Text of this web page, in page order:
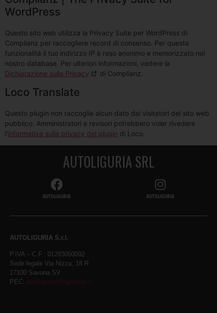
WordPress
Questo sito web utilizza la Privacy Suite per WordPress di
Complianz per raccogliere record di consenso. Per questa
funzionalità il tuo indirizzo IP è reso anonimo e memorizzato nel
nostro database. Per ulteriori informazioni, vedere la
Dichiarazione sulla Privacy
di Complianz.
Loco Translate
Questo plugin non raccoglie alcun dato dai visitatori del sito web
pubblico. Amministratori e revisori potrebbero voler rivedere
l'informativa sulla privacy del plugin di Loco.
AUTOLIGURIA SRL
AUTOLIGURIA AUTOLIGURIA
AUTOLIGURIA S.r.l.
P.IVA – C.F.: 01283050092
Sede legale Via Nizza, 18 R
17100 Savona SV
PEC: autoliguria@legalmail.it